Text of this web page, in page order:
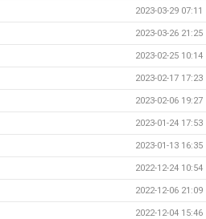
2023-03-29 07:11
2023-03-26 21:25
2023-02-25 10:14
2023-02-17 17:23
2023-02-06 19:27
2023-01-24 17:53
2023-01-13 16:35
2022-12-24 10:54
2022-12-06 21:09
2022-12-04 15:46